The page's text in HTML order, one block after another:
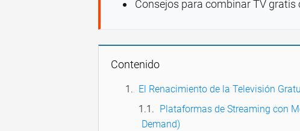
Consejos para combinar TV
Contenido
El Renacimiento de la Televisión
Plataformas de Streaming con
Demand)